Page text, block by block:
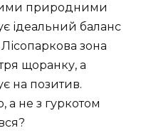
природними
ідеальний баланс
зона
щоранку, а
на позитив.
не з гуркотом